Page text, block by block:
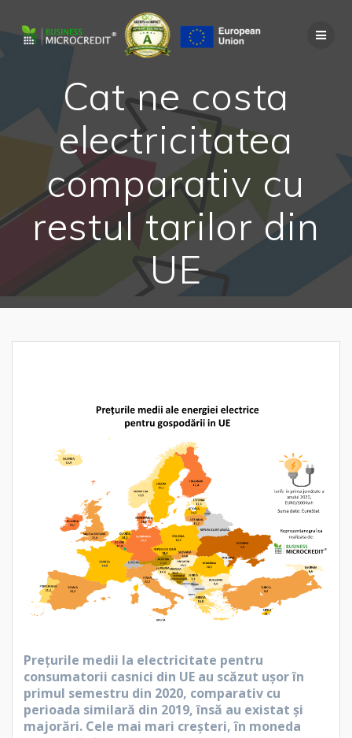
to
content
Cat ne costa
electricitatea
comparativ cu
restul tarilor din
UE
Preţurile medii la electricitate pentru
consumatorii casnici din UE au scăzut uşor în
primul semestru din 2020, comparativ cu
perioada similară din 2019, însă au existat şi
majorări. Cele mai mari creşteri, în moneda